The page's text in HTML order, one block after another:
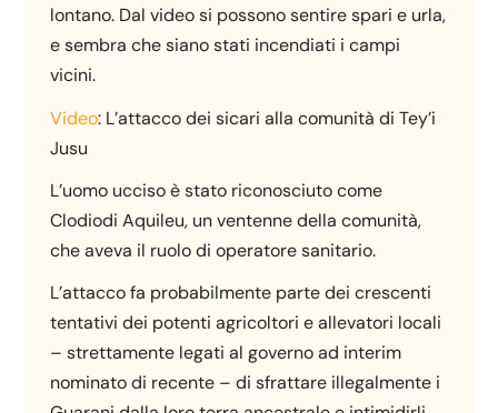
lontano. Dal video si possono sentire spari e urla,
e sembra che siano stati incendiati i campi
vicini.
Video: L’attacco dei sicari alla comunità di Tey’i
Jusu
L’uomo ucciso è stato riconosciuto come
Clodiodi Aquileu, un ventenne della comunità,
che aveva il ruolo di operatore sanitario.
L’attacco fa probabilmente parte dei crescenti
tentativi dei potenti agricoltori e allevatori locali
– strettamente legati al governo ad interim
nominato di recente – di sfrattare illegalmente i